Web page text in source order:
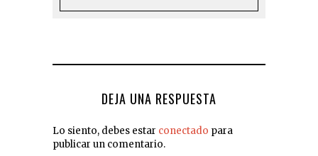
DEJA UNA RESPUESTA
Lo siento, debes estar conectado para
publicar un comentario.